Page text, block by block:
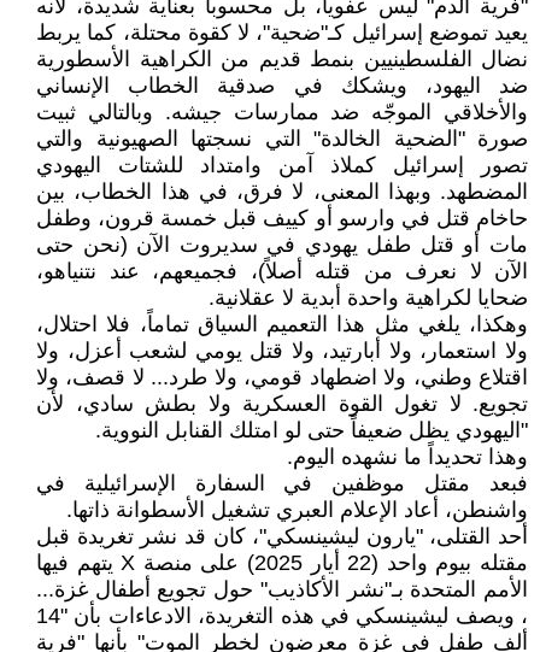
"فرية الدم" ليس عفوياً، بل محسوباً بعناية شديدة، لأنه
يعيد تموضع إسرائيل كـ"ضحية"، لا كقوة محتلة، كما يربط
نضال الفلسطينيين بنمط قديم من الكراهية الأسطورية
ضد اليهود، ويشكك في صدقية الخطاب الإنساني
والأخلاقي الموجّه ضد ممارسات جيشه. وبالتالي ثبيت
صورة "الضحية الخالدة" التي نسجتها الصهيونية والتي
تصور إسرائيل كملاذ آمن وامتداد للشتات اليهودي
المضطهد. وبهذا المعنى، لا فرق، في هذا الخطاب، بين
حاخام قتل في وارسو أو كييف قبل خمسة قرون، وطفل
مات أو قتل طفل يهودي في سديروت الآن (نحن حتى
الآن لا نعرف من قتله أصلاً)، فجميعهم، عند نتنياهو،
ضحايا لكراهية واحدة أبدية لا عقلانية.
وهكذا، يلغي مثل هذا التعميم السياق تماماً، فلا احتلال،
ولا استعمار، ولا أبارتيد، ولا قتل يومي لشعب أعزل، ولا
اقتلاع وطني، ولا اضطهاد قومي، ولا طرد... لا قصف، ولا
تجويع. لا تغول القوة العسكرية ولا بطش سادي، لأن
"اليهودي يظل ضعيفاً حتى لو امتلك القنابل النووية.
وهذا تحديداً ما نشهده اليوم.
فبعد مقتل موظفين في السفارة الإسرائيلية في
واشنطن، أعاد الإعلام العبري تشغيل الأسطوانة ذاتها.
أحد القتلى، "يارون ليشينسكي"، كان قد نشر تغريدة قبل
مقتله بيوم واحد (22 أيار 2025) على منصة X يتهم فيها
الأمم المتحدة بـ"نشر الأكاذيب" حول تجويع أطفال غزة...
، ويصف ليشينسكي في هذه التغريدة، الادعاءات بأن "14
ألف طفل في غزة معرضون لخطر الموت" بأنها "فرية